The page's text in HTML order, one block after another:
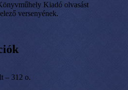
Kiadó olvasást
versenyének.
– 312 o.